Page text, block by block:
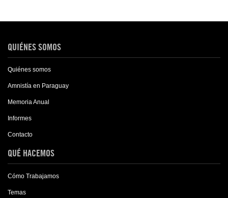
QUIÉNES SOMOS
Quiénes somos
Amnistía en Paraguay
Memoria Anual
Informes
Contacto
QUÉ HACEMOS
Cómo Trabajamos
Temas